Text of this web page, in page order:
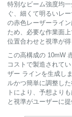
特別なビーム強度均
ぐ、細くて明るいレ
の赤色レーザーライ
ため、必要な作業面
位置合わせと視準が得
この高構成の 10mW
コストで製造されて
ザー ラインを生成し
ルかつ簡単に調整し
トにより、予想より
と視準がユーザーに提